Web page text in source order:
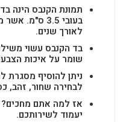
תמונת הקנבס הינה
בעובי 3.5
לאורך שנים.
בד הקנבס עשוי
שומר על איכות
ניתן להוסיף מסגרת
לבחירה שחור, זהב,
יעמוד לשירותכם.